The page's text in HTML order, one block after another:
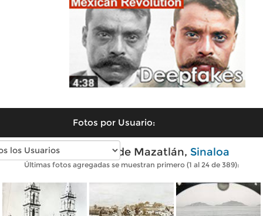
Fotos por Usuario:
Fotos antiguas de Mazatlán, Sinaloa
Últimas fotos agregadas se muestran primero (1 al 24 de 389):